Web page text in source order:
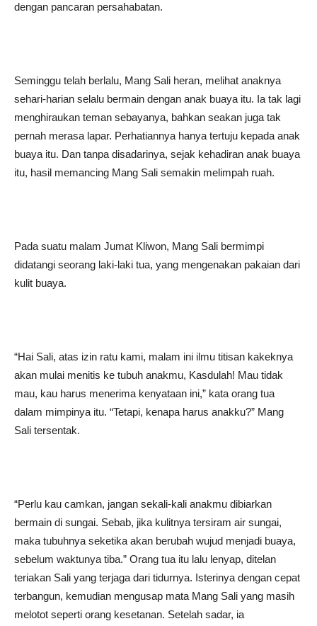
dengan pancaran persahabatan.
Seminggu telah berlalu, Mang Sali heran, melihat anaknya
sehari-harian selalu bermain dengan anak buaya itu. Ia tak lagi
menghiraukan teman sebayanya, bahkan seakan juga tak
pernah merasa lapar. Perhatiannya hanya tertuju kepada anak
buaya itu. Dan tanpa disadarinya, sejak kehadiran anak buaya
itu, hasil memancing Mang Sali semakin melimpah ruah.
Pada suatu malam Jumat Kliwon, Mang Sali bermimpi
didatangi seorang laki-laki tua, yang mengenakan pakaian dari
kulit buaya.
“Hai Sali, atas izin ratu kami, malam ini ilmu titisan kakeknya
akan mulai menitis ke tubuh anakmu, Kasdulah! Mau tidak
mau, kau harus menerima kenyataan ini,” kata orang tua
dalam mimpinya itu. “Tetapi, kenapa harus anakku?” Mang
Sali tersentak.
“Perlu kau camkan, jangan sekali-kali anakmu dibiarkan
bermain di sungai. Sebab, jika kulitnya tersiram air sungai,
maka tubuhnya seketika akan berubah wujud menjadi buaya,
sebelum waktunya tiba.” Orang tua itu lalu lenyap, ditelan
teriakan Sali yang terjaga dari tidurnya. Isterinya dengan cepat
terbangun, kemudian mengusap mata Mang Sali yang masih
melotot seperti orang kesetanan. Setelah sadar, ia